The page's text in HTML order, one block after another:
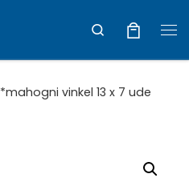
Search
*mahogni vinkel 13 x 7 ude